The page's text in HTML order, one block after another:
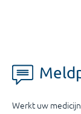
Werkt uw